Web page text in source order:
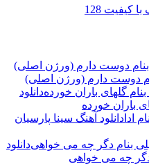
کیفیت 128
دوست دارم (ورژن اصلی)
دانلود
باران خورده
دانلود آهنگ سینا پارسیان
دانلود
دگر چه می خواهی